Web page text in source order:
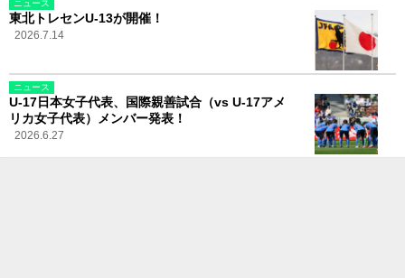
ニュース
東北トレセンU-13が開催！
2026.7.14
ニュース
U-17日本女子代表、国際親善試合（vs U-17アメ
リカ女子代表）メンバー発表！
2026.6.27